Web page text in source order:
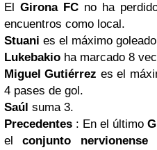
El Girona FC no ha
encuentros como local.
Stuani es el máximo
Lukebakio ha marcado 8
Miguel Gutiérrez es el
4 pases de gol.
Saúl suma 3.
Precedentes : En el último
elconjunto nervionense